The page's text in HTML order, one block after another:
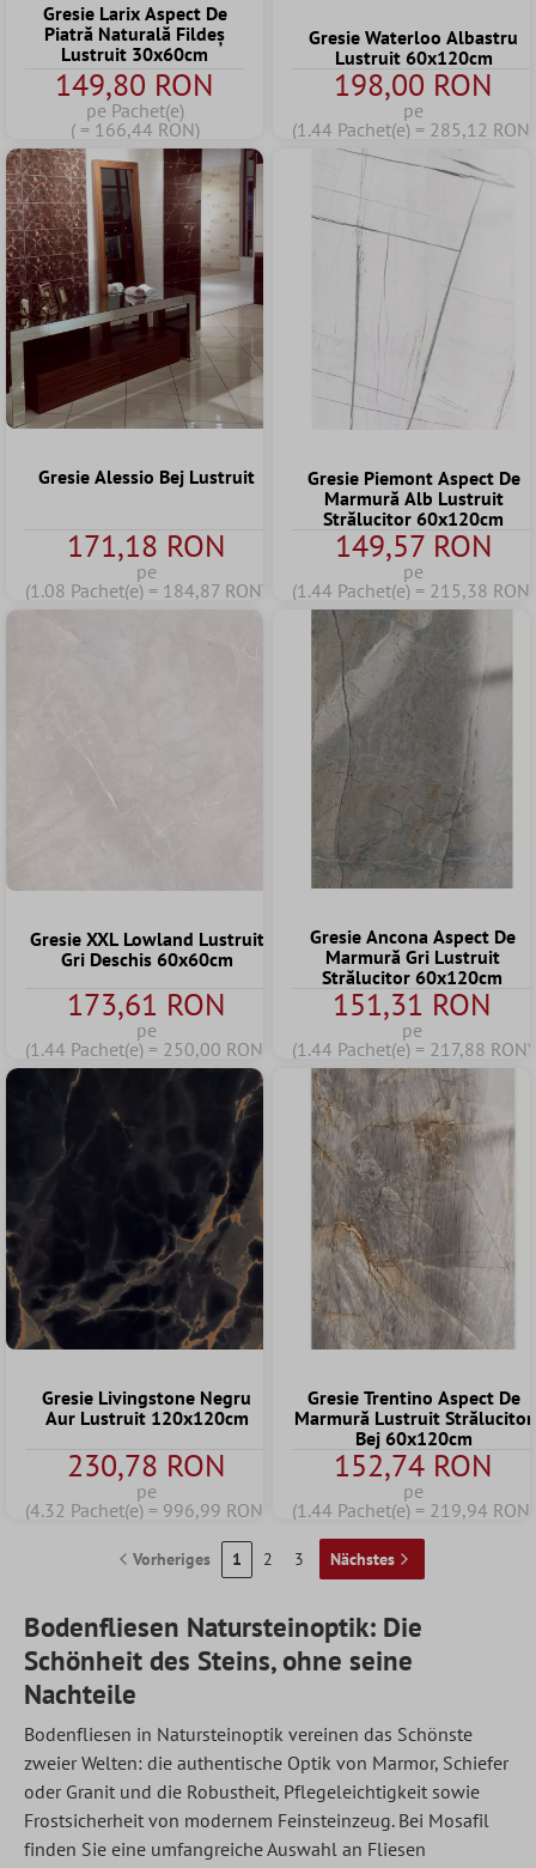
Gresie Larix Aspect De
Piatră Naturală Fildeş
Lustruit 30x60cm
149,80 RON
pe Pachet(e)
( = 166,44 RON)
Gresie Waterloo Albastru
Lustruit 60x120cm
198,00 RON
pe
(1.44 Pachet(e) = 285,12 RON)
Gresie Alessio Bej Lustruit
171,18 RON
pe
(1.08 Pachet(e) = 184,87 RON)
Gresie Piemont Aspect De
Marmură Alb Lustruit
Strălucitor 60x120cm
149,57 RON
pe
(1.44 Pachet(e) = 215,38 RON)
Gresie XXL Lowland Lustruit
Gri Deschis 60x60cm
173,61 RON
pe
(1.44 Pachet(e) = 250,00 RON)
Gresie Ancona Aspect De
Marmură Gri Lustruit
Strălucitor 60x120cm
151,31 RON
pe
(1.44 Pachet(e) = 217,88 RON)
Gresie Livingstone Negru
Aur Lustruit 120x120cm
230,78 RON
pe
(4.32 Pachet(e) = 996,99 RON)
Gresie Trentino Aspect De
Marmură Lustruit Strălucitor
Bej 60x120cm
152,74 RON
pe
(1.44 Pachet(e) = 219,94 RON)
Vorheriges 1 2 3 Nächstes
Bodenfliesen Natursteinoptik: Die
Schönheit des Steins, ohne seine
Nachteile
Bodenfliesen in Natursteinoptik vereinen das Schönste
zweier Welten: die authentische Optik von Marmor, Schiefer
oder Granit und die Robustheit, Pflegeleichtigkeit sowie
Frostsicherheit von modernem Feinsteinzeug. Bei Mosafil
finden Sie eine umfangreiche Auswahl an Fliesen